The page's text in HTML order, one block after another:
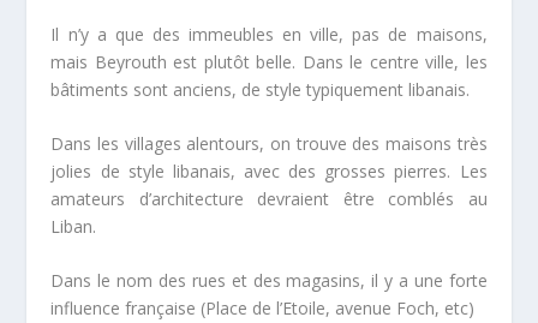
Il n’y a que des immeubles en ville, pas de maisons,
mais Beyrouth est plutôt belle. Dans le centre ville, les
bâtiments sont anciens, de style typiquement libanais.
Dans les villages alentours, on trouve des maisons très
jolies de style libanais, avec des grosses pierres. Les
amateurs d’architecture devraient être comblés au
Liban.
Dans le nom des rues et des magasins, il y a une forte
influence française (Place de l’Etoile, avenue Foch, etc)